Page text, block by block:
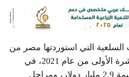
التي استوردتها مصر من
الصين خلال الأشهر العشرة الأولى من عام 2021، في
آلات وأجهزة كهربائية بقيمة 2.9 مليار دولار، ومراجل